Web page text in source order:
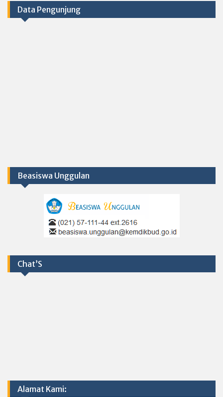
Data Pengunjung
Beasiswa Unggulan
Chat’S
Alamat Kami: